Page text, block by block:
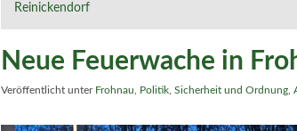
Reinickendorf
Neue Feuerwache in
Veröffentlicht unter Frohnau Politik Sicherheit und Ordnung